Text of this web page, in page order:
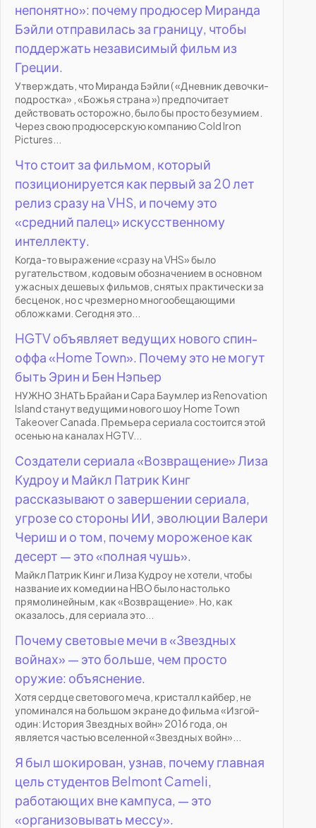
непонятно»: почему продюсер Миранда
Бэйли отправилась за границу, чтобы
поддержать независимый фильм из
Греции.
Утверждать, что Миранда Бэйли ( «Дневник девочки-
подростка» , «Божья страна ») предпочитает
действовать осторожно, было бы просто безумием.
Через свою продюсерскую компанию Cold Iron
Pictures...
Что стоит за фильмом, который
позиционируется как первый за 20 лет
релиз сразу на VHS, и почему это
«средний палец» искусственному
интеллекту.
Когда-то выражение «сразу на VHS» было
ругательством, кодовым обозначением в основном
ужасных дешевых фильмов, снятых практически за
бесценок, но с чрезмерно многообещающими
обложками. Сегодня это...
HGTV объявляет ведущих нового спин-
оффа «Home Town». Почему это не могут
быть Эрин и Бен Нэпьер
НУЖНО ЗНАТЬ Брайан и Сара Баумлер из Renovation
Island станут ведущими нового шоу Home Town
Takeover Canada. Премьера сериала состоится этой
осенью на каналах HGTV...
Создатели сериала «Возвращение» Лиза
Кудроу и Майкл Патрик Кинг
рассказывают о завершении сериала,
угрозе со стороны ИИ, эволюции Валери
Чериш и о том, почему мороженое как
десерт — это «полная чушь».
Майкл Патрик Кинг и Лиза Кудроу не хотели, чтобы
название их комедии на HBO было настолько
прямолинейным, как «Возвращение». Но, как
оказалось, для сериала это...
Почему световые мечи в «Звездных
войнах» — это больше, чем просто
оружие: объяснение.
Хотя сердце светового меча, кристалл кайбер, не
упоминался на большом экране до фильма «Изгой-
один: История Звездных войн» 2016 года, он
является частью вселенной «Звездных войн»...
Я был шокирован, узнав, почему главная
цель студентов Belmont Cameli,
работающих вне кампуса, — это
«организовывать мессу».